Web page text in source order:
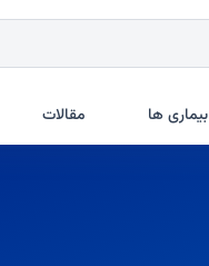
بیماری ها مقالات